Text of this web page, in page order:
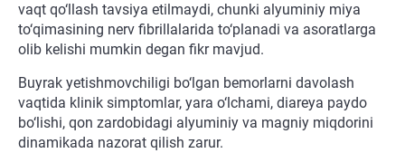
vaqt qo‘llash tavsiya etilmaydi, chunki alyuminiy miya
to‘qimasining nerv fibrillalarida to‘planadi va asoratlarga
olib kelishi mumkin degan fikr mavjud.
Buyrak yetishmovchiligi bo‘lgan bemorlarni davolash
vaqtida klinik simptomlar, yara o‘lchami, diareya paydo
bo‘lishi, qon zardobidagi alyuminiy va magniy miqdorini
dinamikada nazorat qilish zarur.